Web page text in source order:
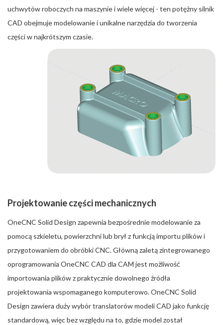
uchwytów roboczych na maszynie i wiele więcej - ten potężny silnik
CAD obejmuje modelowanie i unikalne narzędzia do tworzenia
części w najkrótszym czasie.
Projektowanie części mechanicznych
OneCNC Solid Design zapewnia bezpośrednie modelowanie za
pomocą szkieletu, powierzchni lub brył z funkcją importu plików i
przygotowaniem do obróbki CNC. Główną zaletą zintegrowanego
oprogramowania OneCNC CAD dla CAM jest możliwość
importowania plików z praktycznie dowolnego źródła
projektowania wspomaganego komputerowo. OneCNC Solid
Design zawiera duży wybór translatorów modeli CAD jako funkcję
standardową, więc bez względu na to, gdzie model został